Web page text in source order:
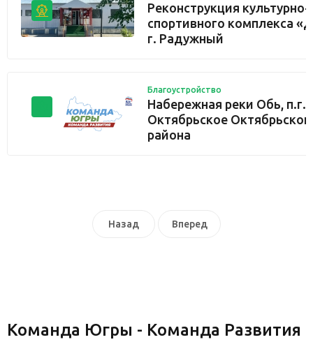
Реконструкция культурно-
спортивного комплекса
г. Радужный
Благоустройство
Набережная реки Обь,
Октябрьское
района
Назад Вперед
Команда Югры - Команда Развития